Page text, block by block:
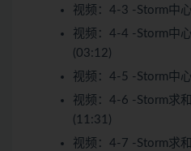
视频： 4-3 -Storm中
视频： 4-4 -Storm中
(03:12)
视频： 4-5 -Storm中
视频： 4-6 -Storm求
(11:31)
视频： 4-7 -Storm求